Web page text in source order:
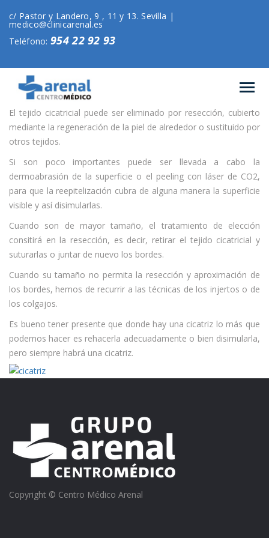
c/ Pastor y Landero, 9 , 11 y 13. Sevilla |
medico@clinicarenal.es
Teléfono: 954 22 92 93
El tejido cicatricial puede ser eliminado por resección, cubierto
mediante la regeneración de la piel de alrededor o sustituido por
otros tejidos.
Si son poco importantes puede ser llevada a cabo la
dermoabrasión de la superficie o el peeling con láser de CO2,
para que la reepitelización cubra de alguna manera la superficie
visible y así disimularlas.
Cuando son de mayor tamaño, el tratamiento de elección
consitirá en la resección, es decir, retirar el tejido cicatricial y
suturarlas o juntar de nuevo los bordes.
Cuando su tamaño no permita la resección y aproximación de
los bordes, hemos de recurrir a las técnicas de los injertos o de
los colgajos.
Es bueno tener presente que donde hay una cicatriz lo más que
podemos hacer es rehacerla adecuadamente o bien disimularla,
pero siempre habrá una cicatriz.
Copyright © Centro Médico Arenal